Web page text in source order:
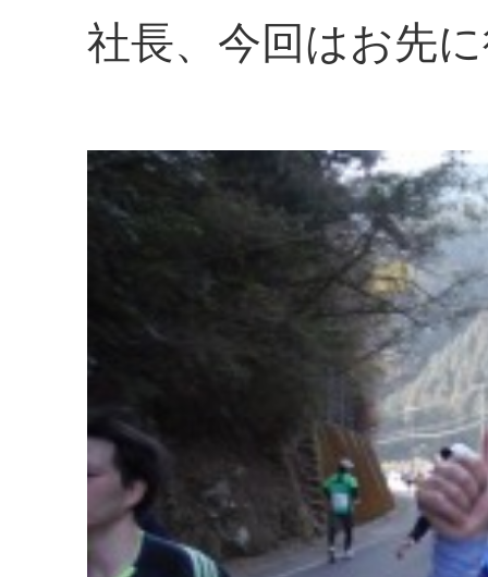
社長、今回はお先